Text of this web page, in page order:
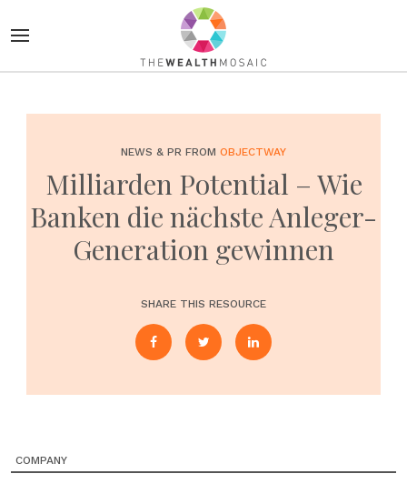
NEWS & PR FROM OBJECTWAY
Milliarden Potential – Wie
Banken die nächste Anleger-
Generation gewinnen
SHARE THIS RESOURCE
COMPANY